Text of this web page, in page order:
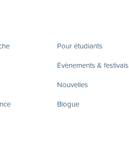
Pour étudiants
Évènements & festivals
Nouvelles
Blogue